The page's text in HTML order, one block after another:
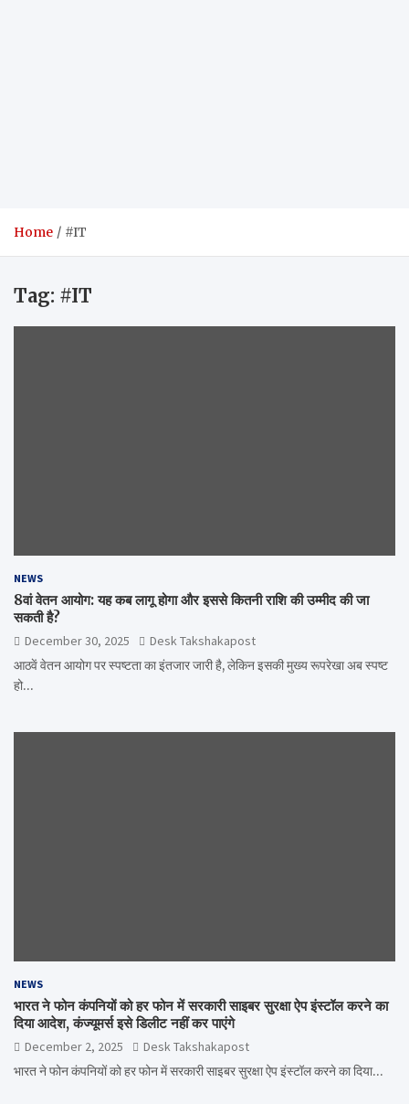
Home #IT
Tag: #IT
NEWS
8वां वेतन आयोग: यह कब लागू होगा और इससे कितनी राशि की उम्मीद की जा
सकती है?
December 30, 2025
Desk Takshakapost
आठवें वेतन आयोग पर स्पष्टता का इंतजार जारी है, लेकिन इसकी मुख्य रूपरेखा अब स्पष्ट
हो…
NEWS
भारत ने फोन कंपनियों को हर फोन में सरकारी साइबर सुरक्षा ऐप इंस्टॉल करने का
दिया आदेश, कंज्यूमर्स इसे डिलीट नहीं कर पाएंगे
December 2, 2025
Desk Takshakapost
भारत ने फोन कंपनियों को हर फोन में सरकारी साइबर सुरक्षा ऐप इंस्टॉल करने का दिया…